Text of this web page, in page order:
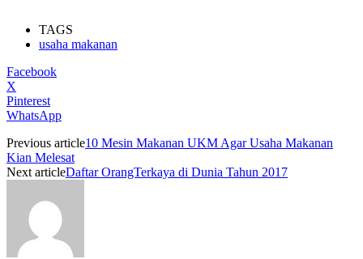
TAGS
usaha makanan
Facebook
X
Pinterest
WhatsApp
Previous article10 Mesin Makanan UKM Agar Usaha Makanan
Kian Melesat
Next articleDaftar OrangTerkaya di Dunia Tahun 2017